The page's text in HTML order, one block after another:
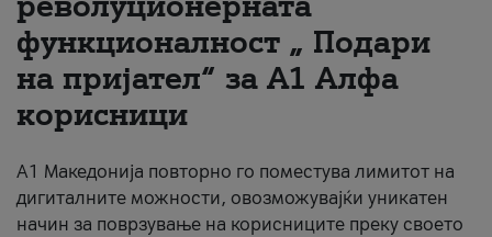
За нас
#ПодобарОнлајн
функционалност „ Подари
на пријател“ за А1 Алфа
корисници
А1 Македонија повторно го поместува лимитот на
дигиталните можности, овозможувајќи уникатен
начин за поврзување на корисниците преку своето